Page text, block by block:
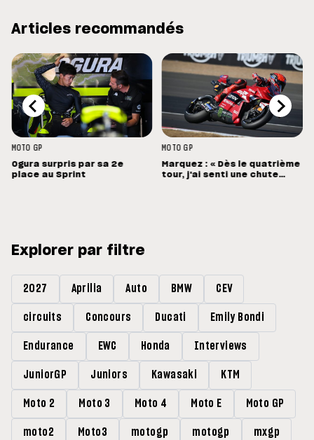
Articles recommandés
MOTO GP
Ogura surpris par sa 2e
place au Sprint
MOTO GP
Marquez : « Dès le quatrième
tour, j'ai senti une chute
Explorer par filtre
2027 Aprilia Auto BMW CEV
circuits Concours Ducati Emily Bondi
Endurance EWC Honda Interviews
JuniorGP Juniors Kawasaki KTM
Moto 2 Moto 3 Moto 4 Moto E Moto GP
moto2 Moto3 motogp motogp mxgp